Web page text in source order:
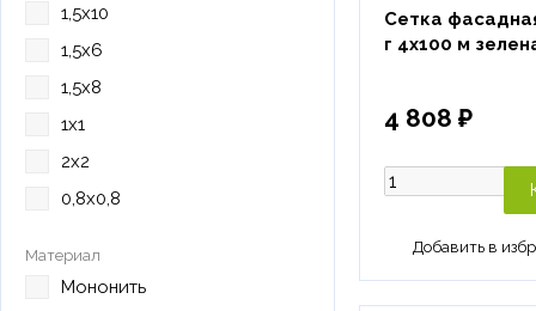
1,5х10
1,5х6
1,5х8
1х1
2х2
0,8х0,8
Материал
Мононить
Сетка
г 4х100 м
4 808 ₽